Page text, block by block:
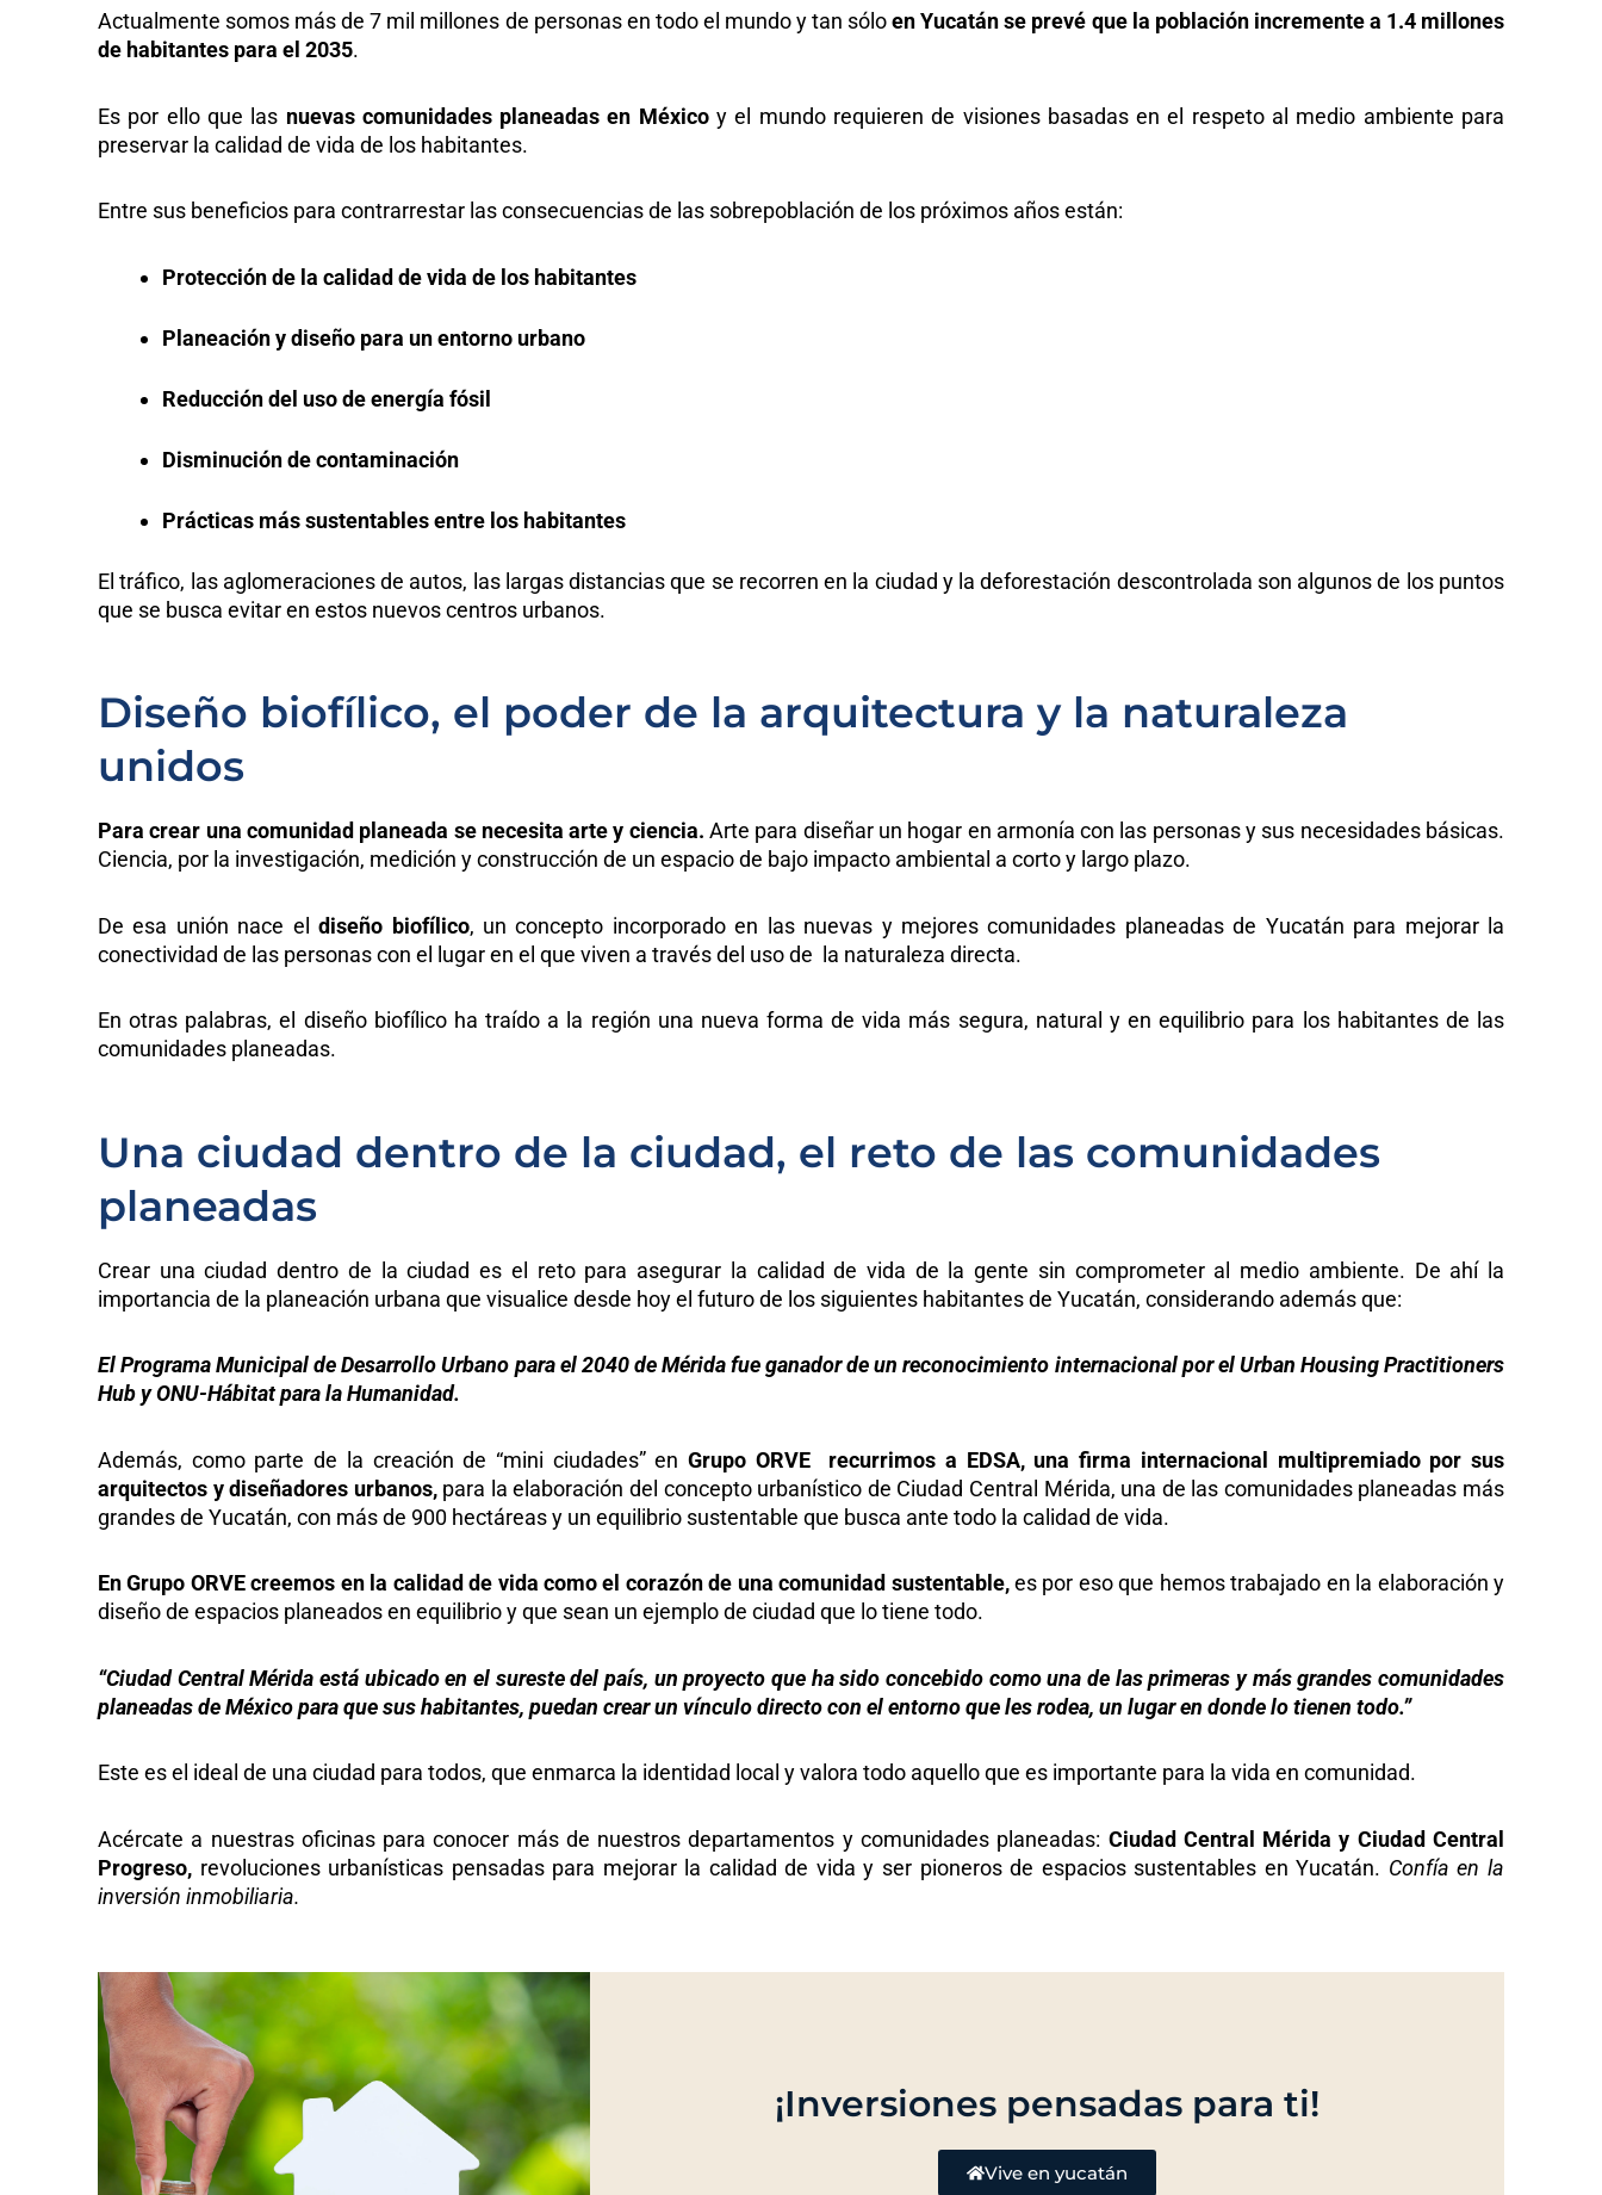
Actualmente somos más de 7 mil millones de personas en todo el mundo y tan sóloen Yucatán se prevé que la población incremente a 1.4 millones
de habitantes para el 2035.
Es por ello que las nuevas comunidades planeadas en Méxicoy el mundo requieren de visiones basadas en el respeto al medio ambiente para
preservar la calidad de vida de los habitantes.
Entre sus beneficios para contrarrestar las consecuencias de las sobrepoblación de los próximos años están:
Protección de la calidad de vida de los habitantes
Planeación y diseño para un entorno urbano
Reducción del uso de energía fósil
Disminución de contaminación
Prácticas más sustentables entre los habitantes
El tráfico, las aglomeraciones de autos, las largas distancias que se recorren en la ciudad y la deforestación descontrolada son algunos de los puntos
que se busca evitar en estos nuevos centros urbanos.
Diseño biofílico, el poder de la arquitectura y la naturaleza
unidos
Para crear una comunidad planeada se necesita arte y ciencia. Arte para diseñar un hogar en armonía con las personas y sus necesidades básicas.
Ciencia, por la investigación, medición y construcción de un espacio de bajo impacto ambiental a corto y largo plazo.
De esa unión nace eldiseño biofílico, un concepto incorporado en las nuevas y mejores comunidades planeadas de Yucatán para mejorar la
conectividad de las personas con el lugar en el que viven a través del uso de la naturaleza directa.
En otras palabras, el diseño biofílico ha traído a la región una nueva forma de vida más segura, natural y en equilibrio para los habitantes de las
comunidades planeadas.
Una ciudad dentro de la ciudad, el reto de las comunidades
planeadas
Crear una ciudad dentro de la ciudad es el reto para asegurar la calidad de vida de la gente sin comprometer al medio ambiente. De ahí la
importancia de la planeación urbana que visualice desde hoy el futuro de los siguientes habitantes de Yucatán, considerando además que:
El Programa Municipal de Desarrollo Urbano para el 2040 de Mérida fue ganador de un reconocimiento internacional por el Urban Housing Practitioners
Hub y ONU-Hábitat para la Humanidad.
Además, como parte de la creación de “mini ciudades” enGrupo ORVE recurrimos a EDSA, una firma internacional multipremiado por sus
arquitectos y diseñadores urbanos, para la elaboración del concepto urbanístico de Ciudad Central Mérida, una de las comunidades planeadas más
grandes de Yucatán, con más de 900 hectáreas y un equilibrio sustentable que busca ante todo la calidad de vida.
En Grupo ORVE creemos en la calidad de vida como el corazón de una comunidad sustentable,es por eso que hemos trabajado en la elaboración y
diseño de espacios planeados en equilibrio y que sean un ejemplo de ciudad que lo tiene todo.
“Ciudad Central Mérida está ubicado en el sureste del país, un proyecto que ha sido concebido como una de las primeras y más grandes comunidades
planeadas de México para que sus habitantes, puedan crear un vínculo directo con el entorno que les rodea, un lugar en donde lo tienen todo.”
Este es el ideal de una ciudad para todos, que enmarca la identidad local y valora todo aquello que es importante para la vida en comunidad.
Acércate a nuestras oficinas para conocer más de nuestros departamentos y comunidades planeadas: Ciudad Central Mérida y Ciudad Central
Progreso, revoluciones urbanísticas pensadas para mejorar la calidad de vida y ser pioneros de espacios sustentables en Yucatán. Confía en la
inversión inmobiliaria.
¡Inversiones pensadas para ti!
Vive en yucatán